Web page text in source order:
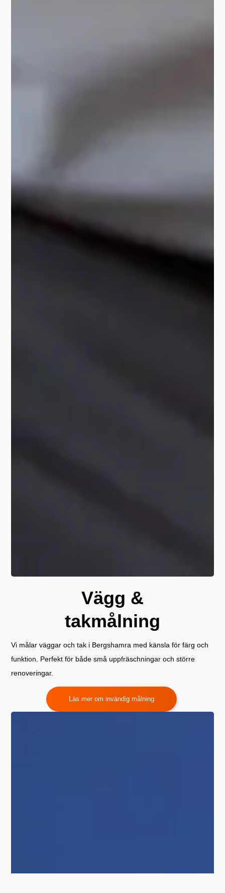
Vägg &
takmålning
Vi målar väggar och tak i Bergshamra med känsla för färg och
funktion. Perfekt för både små uppfräschningar och större
renoveringar.
Läs mer om invändig målning